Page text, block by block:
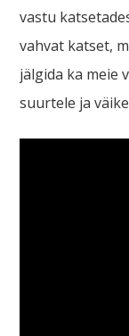
vastu
vahvat katset,
jälgida ka meie
suurtele ja